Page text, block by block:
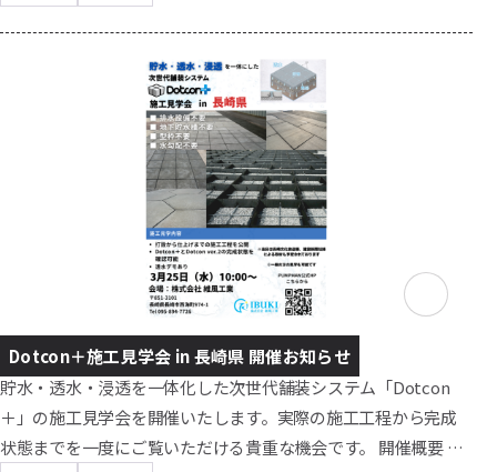
可能性がございます。 ご来場を予定されていた皆さまにはご迷
惑をおかけいたしますが、何卒ご理解のほどよろしくお願い申
し上げます。 4月3日に皆さま...
Dotcon＋施工見学会 in 長崎県 開催お知らせ
貯水・透水・浸透を一体化した次世代舗装システム「Dotcon
＋」の施工見学会を開催いたします。実際の施工工程から完成
状態までを一度にご覧いただける貴重な機会です。 開催概要 日